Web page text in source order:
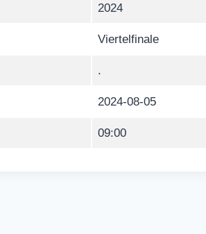
2024
Viertelfinale
.
2024-08-05
09:00